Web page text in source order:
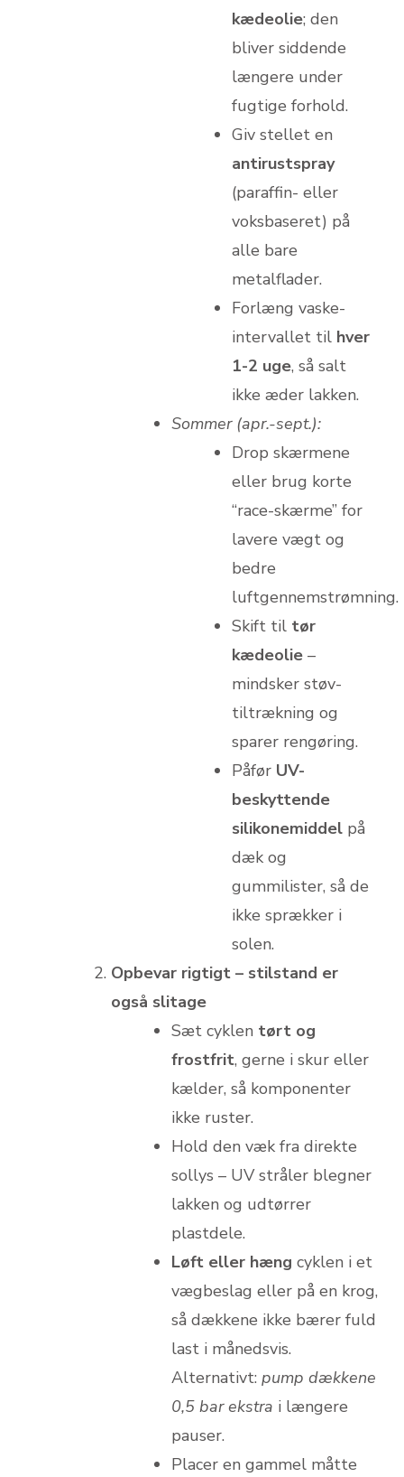
kædeolie; den
bliver siddende
længere under
fugtige forhold.
Giv stellet en
antirust­spray
(paraffin- eller
voksbaseret) på
alle bare
metalflader.
Forlæng vaske­
intervallet til hver
1-2 uge, så salt
ikke æder lakken.
Sommer (apr.-sept.):
Drop skærmene
eller brug korte
“race-skærme” for
lavere vægt og
bedre
luftgennemstrømning.
Skift til tør
kædeolie –
mindsker støv­
tiltrækning og
sparer rengøring.
Påfør UV-
beskyttende
silikonemiddel på
dæk og
gummilister, så de
ikke sprækker i
solen.
Opbevar rigtigt – stilstand er
også slitage
Sæt cyklen tørt og
frostfrit, gerne i skur eller
kælder, så komponenter
ikke ruster.
Hold den væk fra direkte
sollys – UV stråler blegner
lakken og udtørrer
plastdele.
Løft eller hæng cyklen i et
vægbeslag eller på en krog,
så dækkene ikke bærer fuld
last i månedsvis.
Alternativt: pump dækkene
0,5 bar ekstra i længere
pauser.
Placer en gammel måtte